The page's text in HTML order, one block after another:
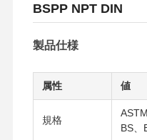
BSPP NPT DIN
製品仕様
属性 値
規格
BS、